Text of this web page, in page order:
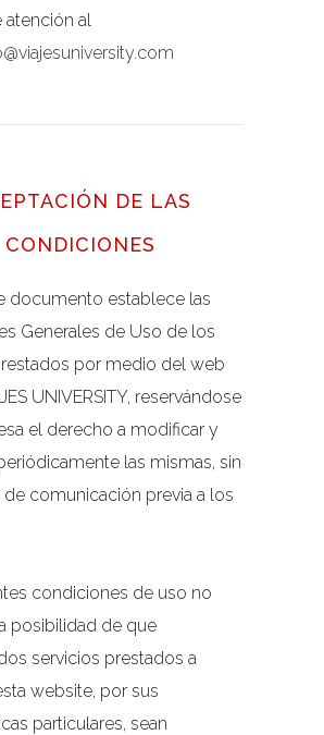
atención al
DE LAS
CONDICIONES
documento establece las
Generales de Uso de los
por medio del web
UNIVERSITY, reservándose
el derecho a modificar y
las mismas, sin
comunicación previa a los
condiciones de uso no
posibilidad de que
servicios prestados a
website, por sus
particulares, sean